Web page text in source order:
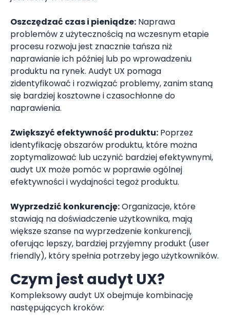
Oszczędzać czas i pieniądze: Naprawa
problemów z użytecznością na wczesnym etapie
procesu rozwoju jest znacznie tańsza niż
naprawianie ich później lub po wprowadzeniu
produktu na rynek. Audyt UX pomaga
zidentyfikować i rozwiązać problemy, zanim staną
się bardziej kosztowne i czasochłonne do
naprawienia.
Zwiększyć efektywność produktu: Poprzez
identyfikację obszarów produktu, które można
zoptymalizować lub uczynić bardziej efektywnymi,
audyt UX może pomóc w poprawie ogólnej
efektywności i wydajności tegoż produktu.
Wyprzedzić konkurencję:Organizacje, które
stawiają na doświadczenie użytkownika, mają
większe szanse na wyprzedzenie konkurencji,
oferując lepszy, bardziej przyjemny produkt (user
friendly), który spełnia potrzeby jego użytkowników.
Czym jest audyt UX?
Kompleksowy audyt UX obejmuje kombinację
następujących kroków: